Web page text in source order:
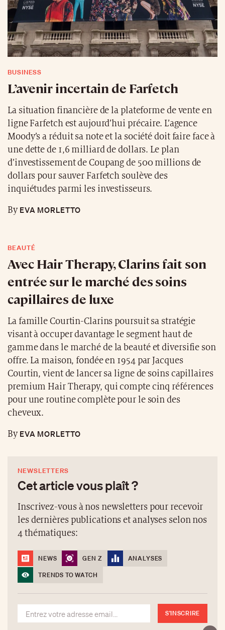
BUSINESS
L’avenir incertain de Farfetch
La situation financière de la plateforme de vente en
ligne Farfetch est aujourd’hui précaire. L’agence
Moody’s a réduit sa note et la société doit faire face à
une dette de 1,6 milliard de dollars. Le plan
d’investissement de Coupang de 500 millions de
dollars pour sauver Farfetch soulève des
inquiétudes parmi les investisseurs.
ByEVA MORLETTO
BEAUTÉ
Avec Hair Therapy, Clarins fait son
entrée sur le marché des soins
capillaires de luxe
La famille Courtin-Clarins poursuit sa stratégie
visant à occuper davantage le segment haut de
gamme dans le marché de la beauté et diversifie son
offre. La maison, fondée en 1954 par Jacques
Courtin, vient de lancer sa ligne de soins capillaires
premium Hair Therapy, qui compte cinq références
pour une routine complète pour le soin des
cheveux.
ByEVA MORLETTO
NEWSLETTERS
Cet article vous plaît ?
Inscrivez-vous à nos newsletters pour recevoir
les dernières publications et analyses selon nos
4 thématiques:
NEWS GEN Z
ANALYSES
TRENDS TO WATCH
S'INSCRIRE